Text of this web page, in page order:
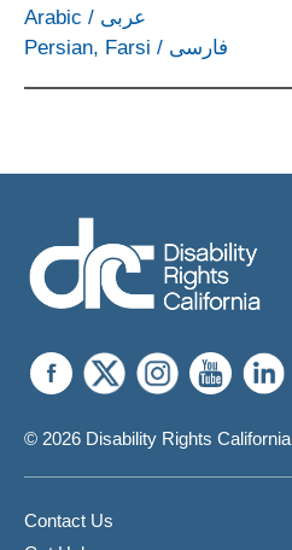
Arabic / عربى
Persian, Farsi / فارسی
© 2026 Disability Rights California
Contact Us